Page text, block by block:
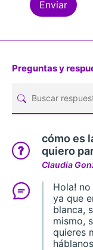
Preguntas y
cómo es
quiero
Claudia
Hola!
ya que
blanca,
mismo,
quieres